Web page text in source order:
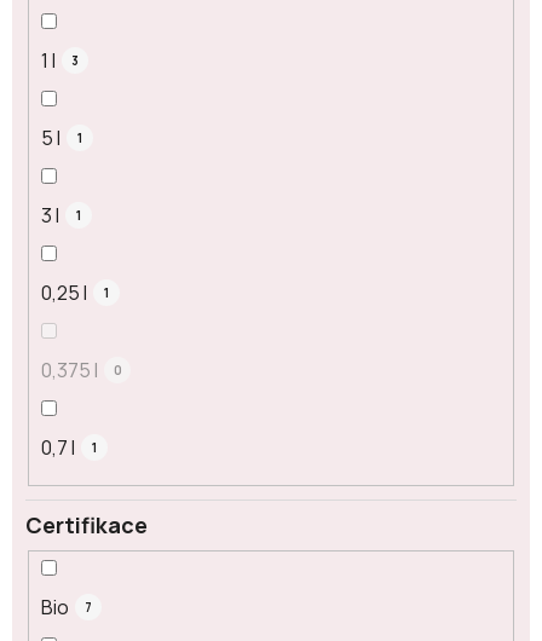
1 l 3
5 l 1
3 l 1
0,25 l 1
0,375 l 0
0,7 l 1
Certifikace
Bio 7